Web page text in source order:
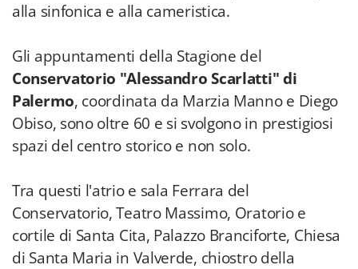
alla sinfonica e alla cameristica.
Gli appuntamenti della Stagione del
Conservatorio "Alessandro Scarlatti" di
Palermo, coordinata da Marzia Manno e Diego
Obiso, sono oltre 60 e si svolgono in prestigiosi
spazi del centro storico e non solo.
Tra questi l'atrio e sala Ferrara del
Conservatorio, Teatro Massimo, Oratorio e
cortile di Santa Cita, Palazzo Branciforte, Chiesa
di Santa Maria in Valverde, chiostro della